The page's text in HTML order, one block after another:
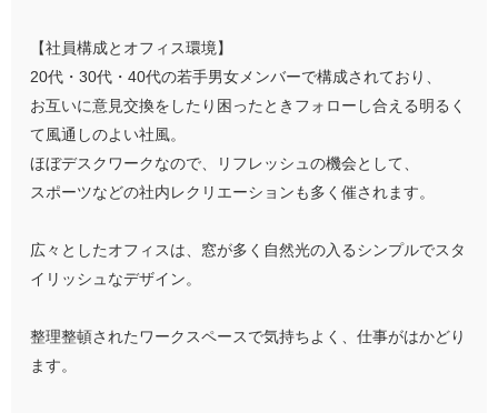
【社員構成とオフィス環境】
20代・30代・40代の若手男女メンバーで構成されており、
お互いに意見交換をしたり困ったときフォローし合える明るく
て風通しのよい社風。
ほぼデスクワークなので、リフレッシュの機会として、
スポーツなどの社内レクリエーションも多く催されます。
広々としたオフィスは、窓が多く自然光の入るシンプルでスタ
イリッシュなデザイン。
整理整頓されたワークスペースで気持ちよく、仕事がはかどり
ます。